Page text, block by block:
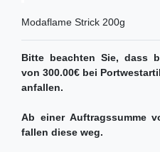
Modaflame Strick 200g
Bitte beachten Sie, dass
von 300.00€ bei
anfallen.
Ab einer Auftragssumme
fallen diese weg.